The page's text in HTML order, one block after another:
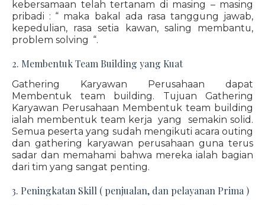
kebersamaan telah tertanam di masing – masing
pribadi : “ maka bakal ada rasa tanggung jawab,
kepedulian, rasa setia kawan, saling membantu,
problem solving “.
2. Membentuk Team Building yang Kuat
Gathering Karyawan Perusahaan dapat
Membentuk team building. Tujuan Gathering
Karyawan Perusahaan Membentuk team building
ialah membentuk team kerja yang semakin solid.
Semua peserta yang sudah mengikuti acara outing
dan gathering karyawan perusahaan guna terus
sadar dan memahami bahwa mereka ialah bagian
dari tim yang sangat penting.
3. Peningkatan Skill ( penjualan, dan pelayanan Prima )